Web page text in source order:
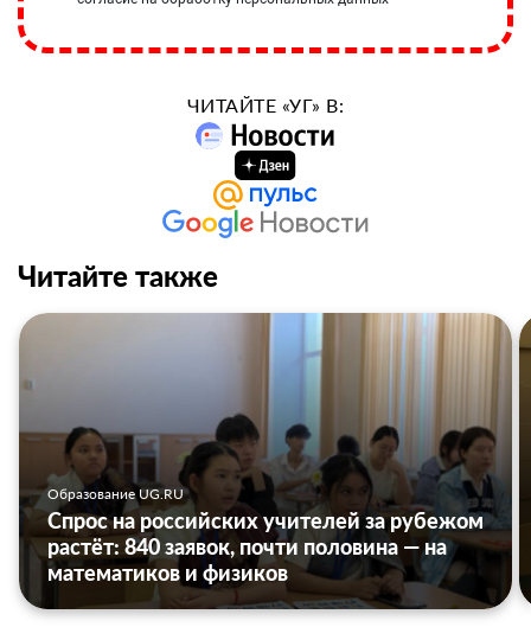
ЧИТАЙТЕ «УГ» В:
Читайте также
Образование UG.RU
Спрос на российских учителей за рубежом
растёт: 840 заявок, почти половина — на
математиков и физиков